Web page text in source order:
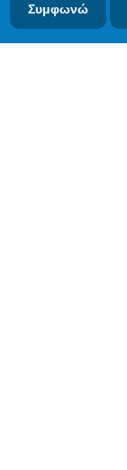
Συμφωνώ